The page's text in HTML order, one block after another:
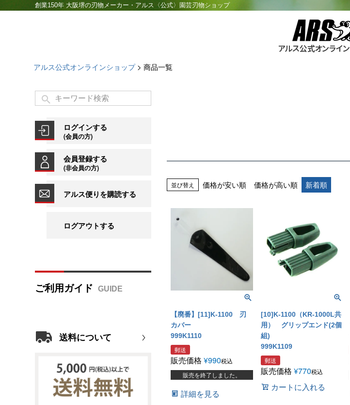
創業150年 大阪堺の刃物メーカー・アルス〈公式〉園芸刃物ショップ
アルス公式オンラインショップ 商品一覧
ログインする
(会員の方)
会員登録する
(非会員の方)
アルス便りを購読する
ログアウトする
ご利用ガイド
送料について
並び替え 価格が安い順 価格が高い順 新着順
【廃番】[11]K-1100 刃
カバー
999K1110
郵送
販売価格 ¥990税込
販売を終了しました。
詳細を見る
[10]K-1100（KR-1000L共
用） グリップエンド(2個
組)
999K1109
郵送
販売価格 ¥770税込
カートに入れる